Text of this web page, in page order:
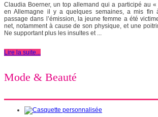
Claudia Boerner, un top allemand qui a participé au
en Allemagne il y a quelques semaines, a mis fin
passage dans l’émission, la jeune femme a été
net, notamment à cause de son physique, et une
Ne supportant plus les insultes et ...
Lire la suite...
Mode & Beauté